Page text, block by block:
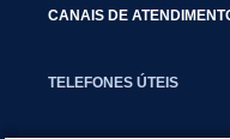
CANAIS DE
TELEFONES ÚTEIS